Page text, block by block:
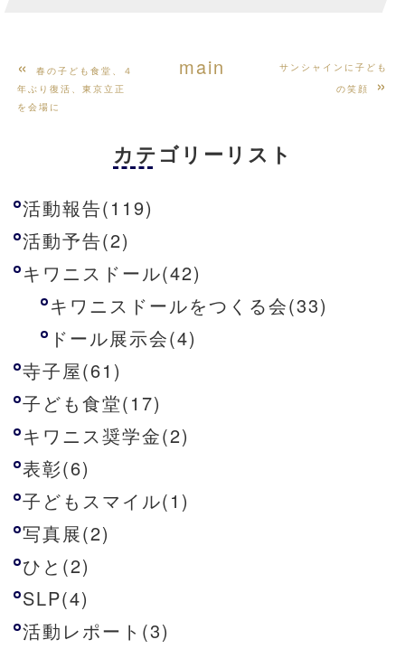
«
春の子ども食堂、４
年ぶり復活、東京立正
を会場に
main
サンシャインに子ども
の笑顔
»
カテゴリーリスト
活動報告(119)
活動予告(2)
キワニスドール(42)
キワニスドールをつくる会(33)
ドール展示会(4)
寺子屋(61)
子ども食堂(17)
キワニス奨学金(2)
表彰(6)
子どもスマイル(1)
写真展(2)
ひと(2)
SLP(4)
活動レポート(3)